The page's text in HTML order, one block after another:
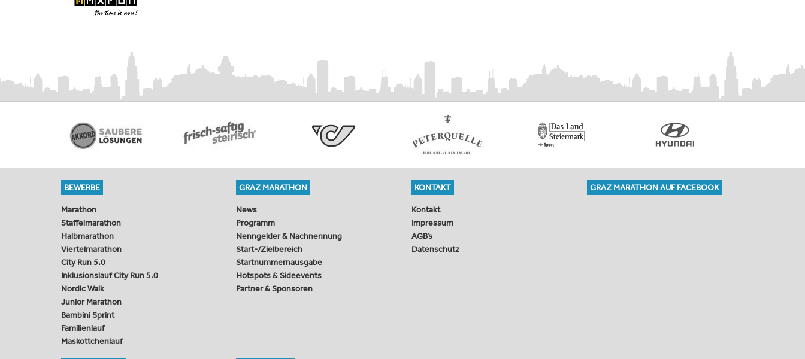
BEWERBE
Marathon
Staffelmarathon
Halbmarathon
Viertelmarathon
City Run 5.0
Inklusionslauf City Run 5.0
Nordic Walk
Junior Marathon
Bambini Sprint
Familienlauf
Maskottchenlauf
GRAZ MARATHON
News
Programm
Nenngelder & Nachnennung
Start-/Zielbereich
Startnummernausgabe
Hotspots & Sideevents
Partner & Sponsoren
KONTAKT
Kontakt
Impressum
AGB’s
Datenschutz
GRAZ MARATHON AUF FACEBOOK